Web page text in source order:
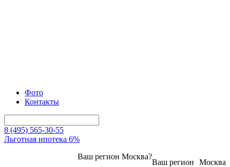
Фото
Контакты
8 (495) 565-30-55
Льготная ипотека 6%
Москва
Ваш регион
Ваш регион Москва?